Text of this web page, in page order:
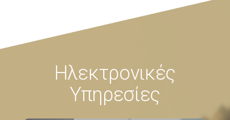
Ηλεκτρονικές
Υπηρεσίες